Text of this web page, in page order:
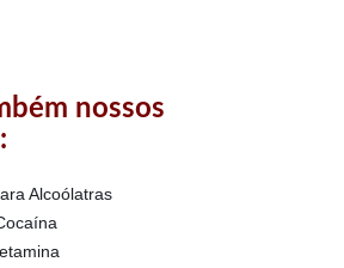
nossos
Alcoólatras